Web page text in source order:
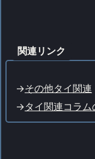
関連リンク
->その他タイ関連
->タイ関連コラム